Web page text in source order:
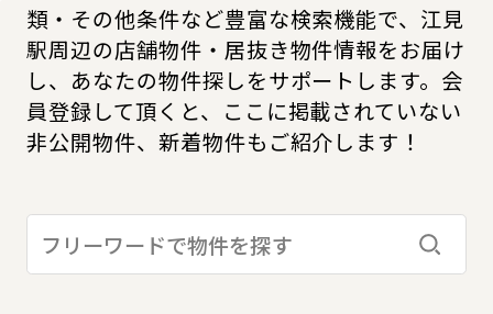
類・その他条件など豊富な検索機能で、江見
駅周辺の店舗物件・居抜き物件情報をお届け
し、あなたの物件探しをサポートします。会
員登録して頂くと、ここに掲載されていない
非公開物件、新着物件もご紹介します！
検索す